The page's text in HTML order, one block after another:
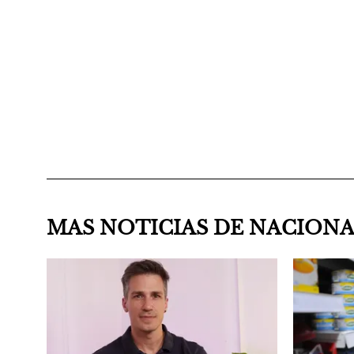
MAS NOTICIAS DE